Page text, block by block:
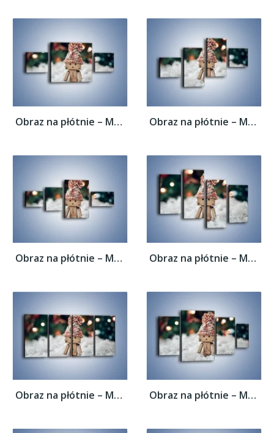
Obraz na płótnie – Mały ludek zimową porą... Obraz na płótnie – Mały ludek zimową porą...
Obraz na płótnie – Mały ludek zimową porą... Obraz na płótnie – Mały ludek zimową porą...
Obraz na płótnie – Mały ludek zimową porą... Obraz na płótnie – Mały ludek zimową porą...